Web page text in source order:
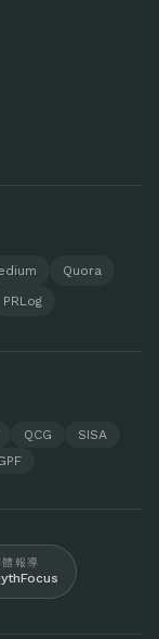
Quora
PRLog
QCG
SISA
體報導